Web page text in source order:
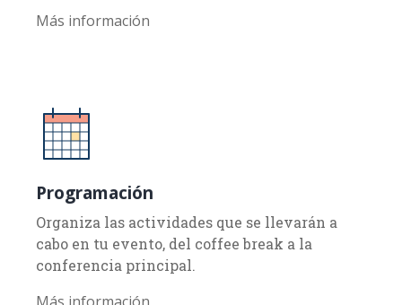
inscripción.
Programación
Organiza las actividades que se llevarán a
cabo en tu evento, del coffee break a la
conferencia principal.